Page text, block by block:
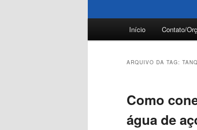
Início Contato/
ARQUIVO DA TAG:
Como
água de